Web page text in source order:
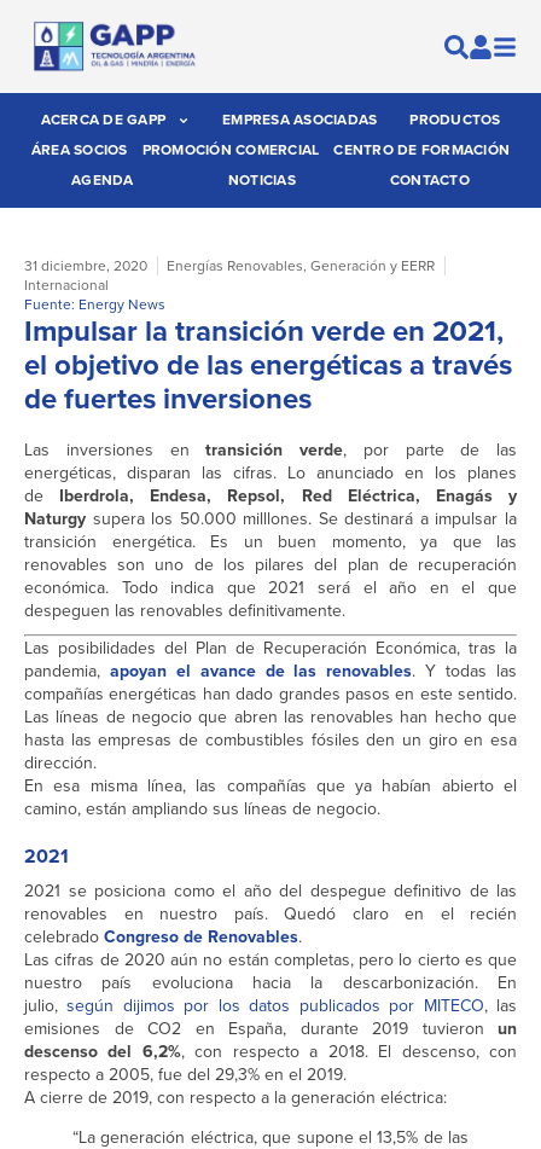
ACERCA DE GAPP EMPRESA ASOCIADAS
PRODUCTOS
ÁREA SOCIOS
PROMOCIÓN COMERCIAL
CENTRO DE FORMACIÓN
AGENDA
NOTICIAS CONTACTO
31 diciembre, 2020 Energías Renovables, Generación y EERR
Internacional
Fuente: Energy News
Impulsar la transición verde en 2021,
el objetivo de las energéticas a través
de fuertes inversiones
Las inversiones entransición verde, por parte de las
energéticas, disparan las cifras. Lo anunciado en los planes
de Iberdrola, Endesa, Repsol, Red Eléctrica, Enagás y
Naturgy supera los 50.000 milllones. Se destinará a impulsar la
transición energética. Es un buen momento, ya que las
renovables son uno de los pilares del plan de recuperación
económica. Todo indica que 2021 será el año en el que
despeguen las renovables definitivamente.
Las posibilidades del Plan de Recuperación Económica, tras la
pandemia, apoyan el avance de las renovables. Y todas las
compañías energéticas han dado grandes pasos en este sentido.
Las líneas de negocio que abren las renovables han hecho que
hasta las empresas de combustibles fósiles den un giro en esa
dirección.
En esa misma línea, las compañías que ya habían abierto el
camino, están ampliando sus líneas de negocio.
2021
2021 se posiciona como el año del despegue definitivo de las
renovables en nuestro país. Quedó claro en el recién
celebradoCongreso de Renovables.
Las cifras de 2020 aún no están completas, pero lo cierto es que
nuestro país evoluciona hacia la descarbonización. En
julio,según dijimos por los datos publicados por MITECO, las
emisiones de CO2 en España, durante 2019 tuvieron un
descenso del 6,2%, con respecto a 2018. El descenso, con
respecto a 2005, fue del 29,3% en el 2019.
A cierre de 2019, con respecto a la generación eléctrica:
“La generación eléctrica, que supone el 13,5% de las